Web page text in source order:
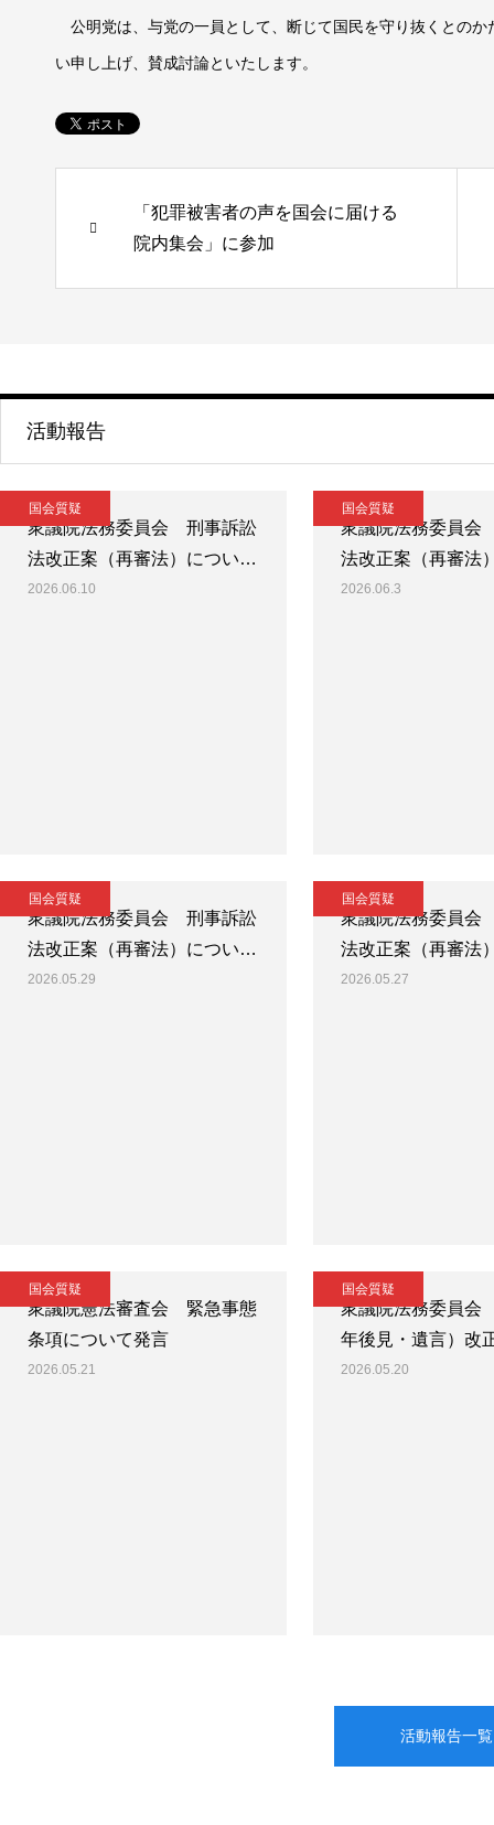
公明党は、与党の一員として、断じて国民を守り抜くとの
い申し上げ、賛成討論といたします。
「犯罪被害者の声を国会に届ける
院内集会」に参加
活動報告
国会質疑
衆議院法務委員会 刑事訴訟
法改正案（再審法）につい…
2026.06.10
国会質疑
衆議院法務委員
法改正案（再審法
2026.06.3
国会質疑
衆議院法務委員会 刑事訴訟
法改正案（再審法）につい…
2026.05.29
国会質疑
衆議院法務委員
法改正案（再審法
2026.05.27
国会質疑
衆議院憲法審査会 緊急事態
条項について発言
2026.05.21
国会質疑
衆議院法務委員
年後見・遺言）改
2026.05.20
活動報告一覧